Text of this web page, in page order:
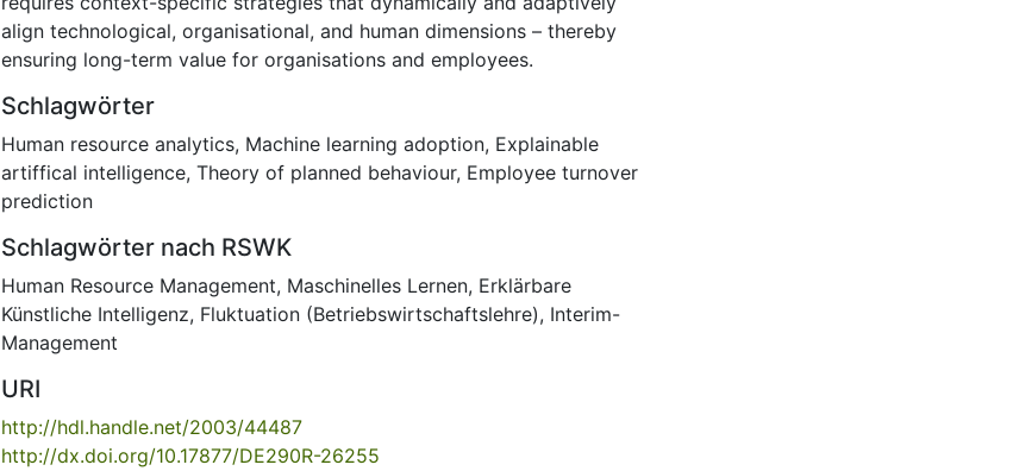
align technological, organisational, and human dimensions – thereby
ensuring long-term value for organisations and employees.
Schlagwörter
Human resource analytics, Machine learning adoption, Explainable
artiffical intelligence, Theory of planned behaviour, Employee turnover
prediction
Schlagwörter nach RSWK
Human Resource Management, Maschinelles Lernen, Erklärbare
Künstliche Intelligenz, Fluktuation (Betriebswirtschaftslehre), Interim-
Management
URI
http://hdl.handle.net/2003/44487
http://dx.doi.org/10.17877/DE290R-26255